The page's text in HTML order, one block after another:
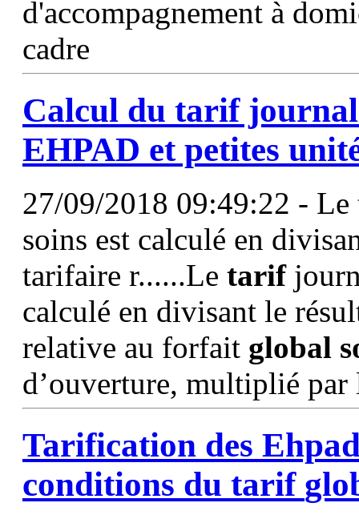
d'accompagnement à
cadre
Calcul du tarif
EHPAD et petites
27/09/2018 09:49:22 -
soins est calculé en
tarifaire r......Le tarif
calculé en divisant le
relative au forfait global
d’ouverture, multiplié par
Tarification des
conditions du tarif